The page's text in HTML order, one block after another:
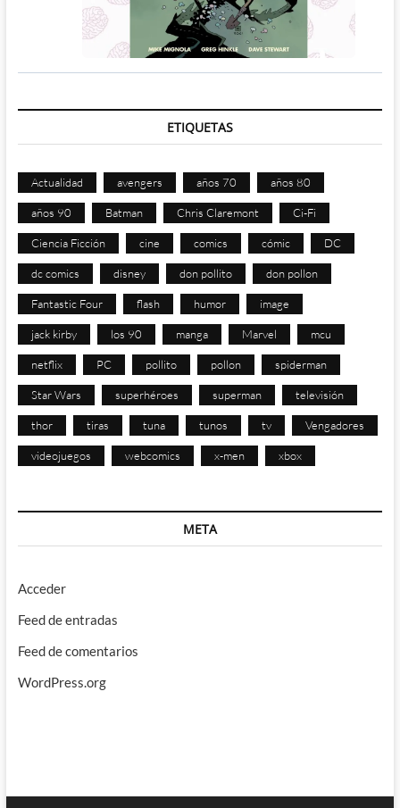
ETIQUETAS
Actualidad avengers años 70 años 80
años 90 Batman Chris Claremont Ci-Fi
Ciencia Ficción cine comics cómic DC
dc comics disney don pollito don pollon
Fantastic Four flash humor image
jack kirby los 90 manga Marvel mcu
netflix PC pollito pollon spiderman
Star Wars superhéroes superman televisión
thor tiras tuna tunos tv Vengadores
videojuegos webcomics x-men xbox
META
Acceder
Feed de entradas
Feed de comentarios
WordPress.org